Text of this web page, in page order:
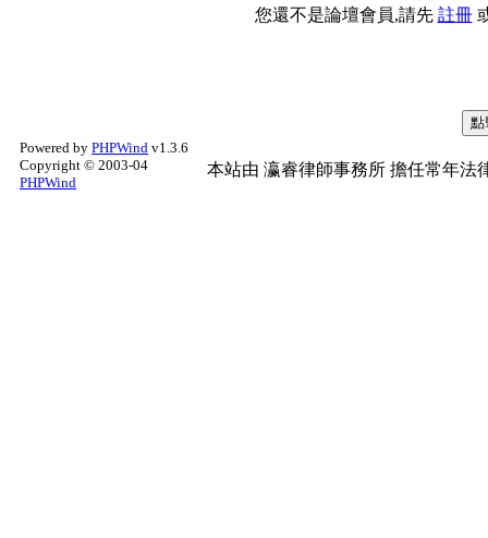
您還不是論壇會員,請先 註冊
Powered by PHPWind v1.3.6
Copyright © 2003-04
PHPWind
本站由 瀛睿律師事務所 擔任常年法